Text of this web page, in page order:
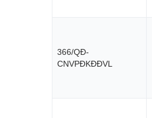
Thông báo hoạt động
Kỷ niệm 80 năm Ngày
366/QĐ-
CNVPĐKĐĐVL